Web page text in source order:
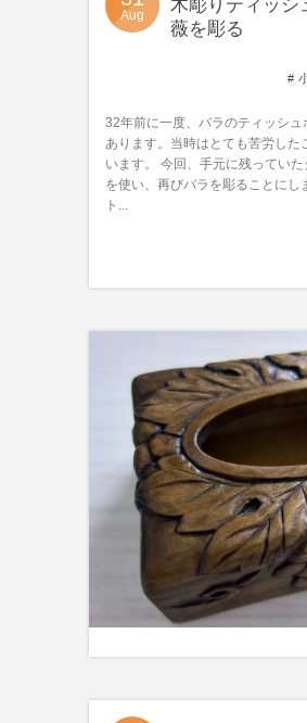
Aug
木彫りティッシ
薇を彫る
32年前に一度、バラのティッシ
あります。当時はとても苦労した
います。 今回、手元に残ってい
を使い、再びバラを彫ることにし
ト...